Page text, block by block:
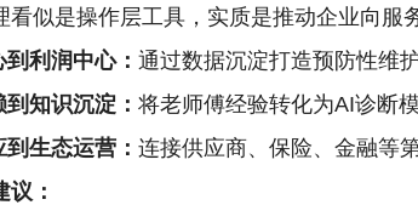
看似是操作层工具，实质是推动企业向服
到利润中心：通过数据沉淀打造预防性维
到知识沉淀：将老师傅经验转化为AI诊断
到生态运营：连接供应商、保险、金融等
议：